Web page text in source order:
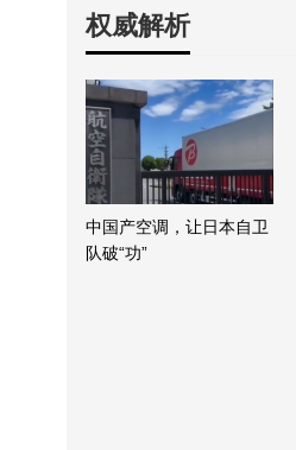
权威解析
中国产空调，让日本自卫
队破“功”